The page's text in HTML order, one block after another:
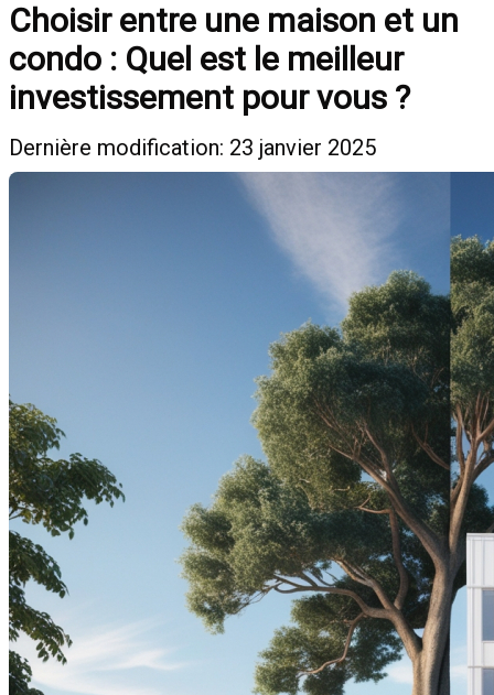
Choisir entre une maison et un
condo : Quel est le meilleur
investissement pour vous ?
Dernière modification: 23 janvier 2025